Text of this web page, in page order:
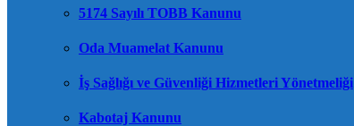
5174 Sayılı TOBB Kanunu
Oda Muamelat Kanunu
İş Sağlığı ve Güvenliği Hizmetleri Yönetmeliği
Kabotaj Kanunu